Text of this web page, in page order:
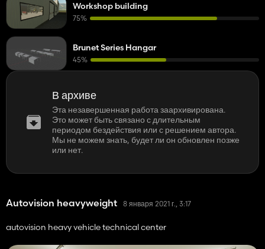
В архиве
Эта незавершенная работа заархивирована.
Это может быть связано с длительным
периодом бездействия или с решением автора.
Мы не можем знать, будет ли он обновлен позже
или нет.
Autovision heavyweight 8 января 2021 г., 3:17
autovision heavy vehicle technical center
Workshop building
75%
Brunet Series Hangar
45%